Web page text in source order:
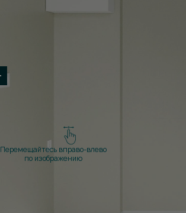
Перемещайтесь вправо-влево
по изображению